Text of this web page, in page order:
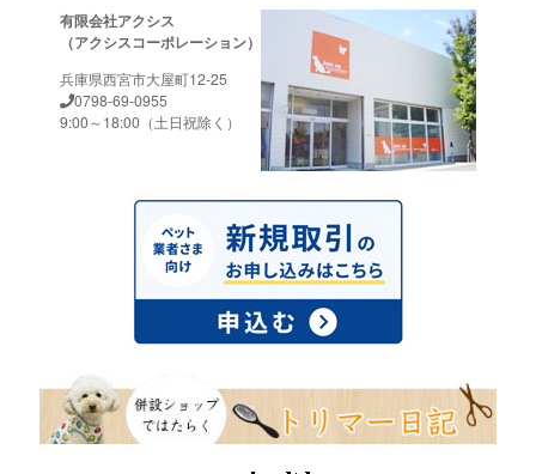
有限会社アクシス
（アクシスコーポレーション）
兵庫県西宮市大屋町12-25
0798-69-0955
9:00～18:00（土日祝除く）